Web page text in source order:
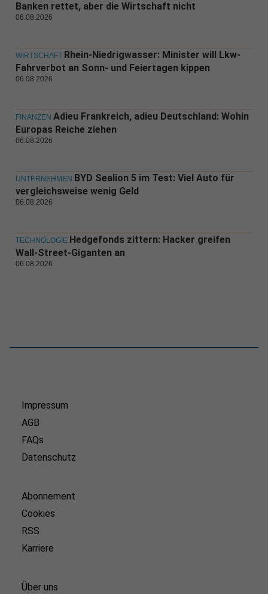
Banken rettet, aber die Wirtschaft nicht
06.08.2026
WIRTSCHAFT Rhein-Niedrigwasser: Minister will Lkw-
Fahrverbot an Sonn- und Feiertagen kippen
06.08.2026
FINANZEN Adieu Frankreich, adieu Deutschland: Wohin
Europas Reiche ziehen
06.08.2026
UNTERNEHMEN BYD Sealion 5 im Test: Viel Auto für
vergleichsweise wenig Geld
06.08.2026
TECHNOLOGIE Hedgefonds zittern: Hacker greifen
Wall-Street-Giganten an
06.08.2026
Impressum
AGB
FAQs
Datenschutz
Abonnement
Cookies
RSS
Karriere
Über uns